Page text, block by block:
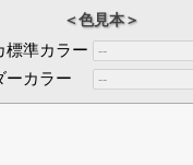
＜色見本＞
標準カラー
ーカラー